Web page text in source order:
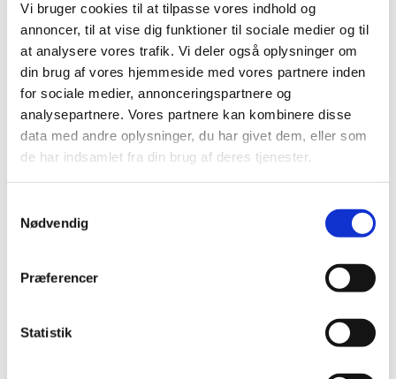
Vi bruger cookies til at tilpasse vores indhold og
annoncer, til at vise dig funktioner til sociale medier og til
at analysere vores trafik. Vi deler også oplysninger om
din brug af vores hjemmeside med vores partnere inden
for sociale medier, annonceringspartnere og
analysepartnere. Vores partnere kan kombinere disse
data med andre oplysninger, du har givet dem, eller som
de har indsamlet fra din brug af deres tjenester.
Nødvendig
Præferencer
Statistik
Produkt: BiPAP A30 Ventilator (Respironics, Inc.)
BiPAP A40
Fabrikant:Respironics, Inc.
Fabrikantens referencenummer:2022-CC-SRC-005
Lægemiddelstyrelsens sagsnummer:2022081400
Relateret indhold
(Respironics, Inc.) BiPAP A40